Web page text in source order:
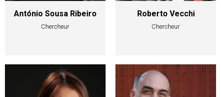
António Sousa Ribeiro
Chercheur
Roberto Vecchi
Chercheur